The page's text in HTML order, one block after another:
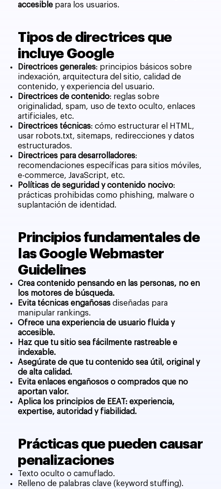
accesible para los usuarios.
Tipos de directrices que
incluye Google
Directrices generales: principios básicos sobre
indexación, arquitectura del sitio, calidad de
contenido, y experiencia del usuario.
Directrices de contenido: reglas sobre
originalidad, spam, uso de texto oculto, enlaces
artificiales, etc.
Directrices técnicas: cómo estructurar el HTML,
usar robots.txt, sitemaps, redirecciones y datos
estructurados.
Directrices para desarrolladores:
recomendaciones específicas para sitios móviles,
e-commerce, JavaScript, etc.
Políticas de seguridad y contenido nocivo:
prácticas prohibidas como phishing, malware o
suplantación de identidad.
Principios fundamentales de
las Google Webmaster
Guidelines
Crea contenido pensando en las personas, no en
los motores de búsqueda.
Evita técnicas engañosas diseñadas para
manipular rankings.
Ofrece una experiencia de usuario fluida y
accesible.
Haz que tu sitio sea fácilmente rastreable e
indexable.
Asegúrate de que tu contenido sea útil, original y
de alta calidad.
Evita enlaces engañosos o comprados que no
aportan valor.
Aplica los principios de EEAT: experiencia,
expertise, autoridad y fiabilidad.
Prácticas que pueden causar
penalizaciones
Texto oculto o camuflado.
Relleno de palabras clave (keyword stuffing).